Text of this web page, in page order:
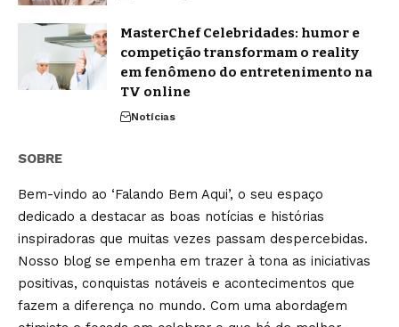
MasterChef Celebridades: humor e
competição transformam o reality
em fenômeno do entretenimento na
TV online
Notícias
SOBRE
Bem-vindo ao ‘Falando Bem Aqui’, o seu espaço
dedicado a destacar as boas notícias e histórias
inspiradoras que muitas vezes passam despercebidas.
Nosso blog se empenha em trazer à tona as iniciativas
positivas, conquistas notáveis e acontecimentos que
fazem a diferença no mundo. Com uma abordagem